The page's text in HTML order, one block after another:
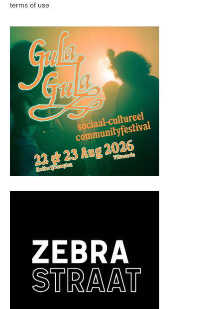
terms of use